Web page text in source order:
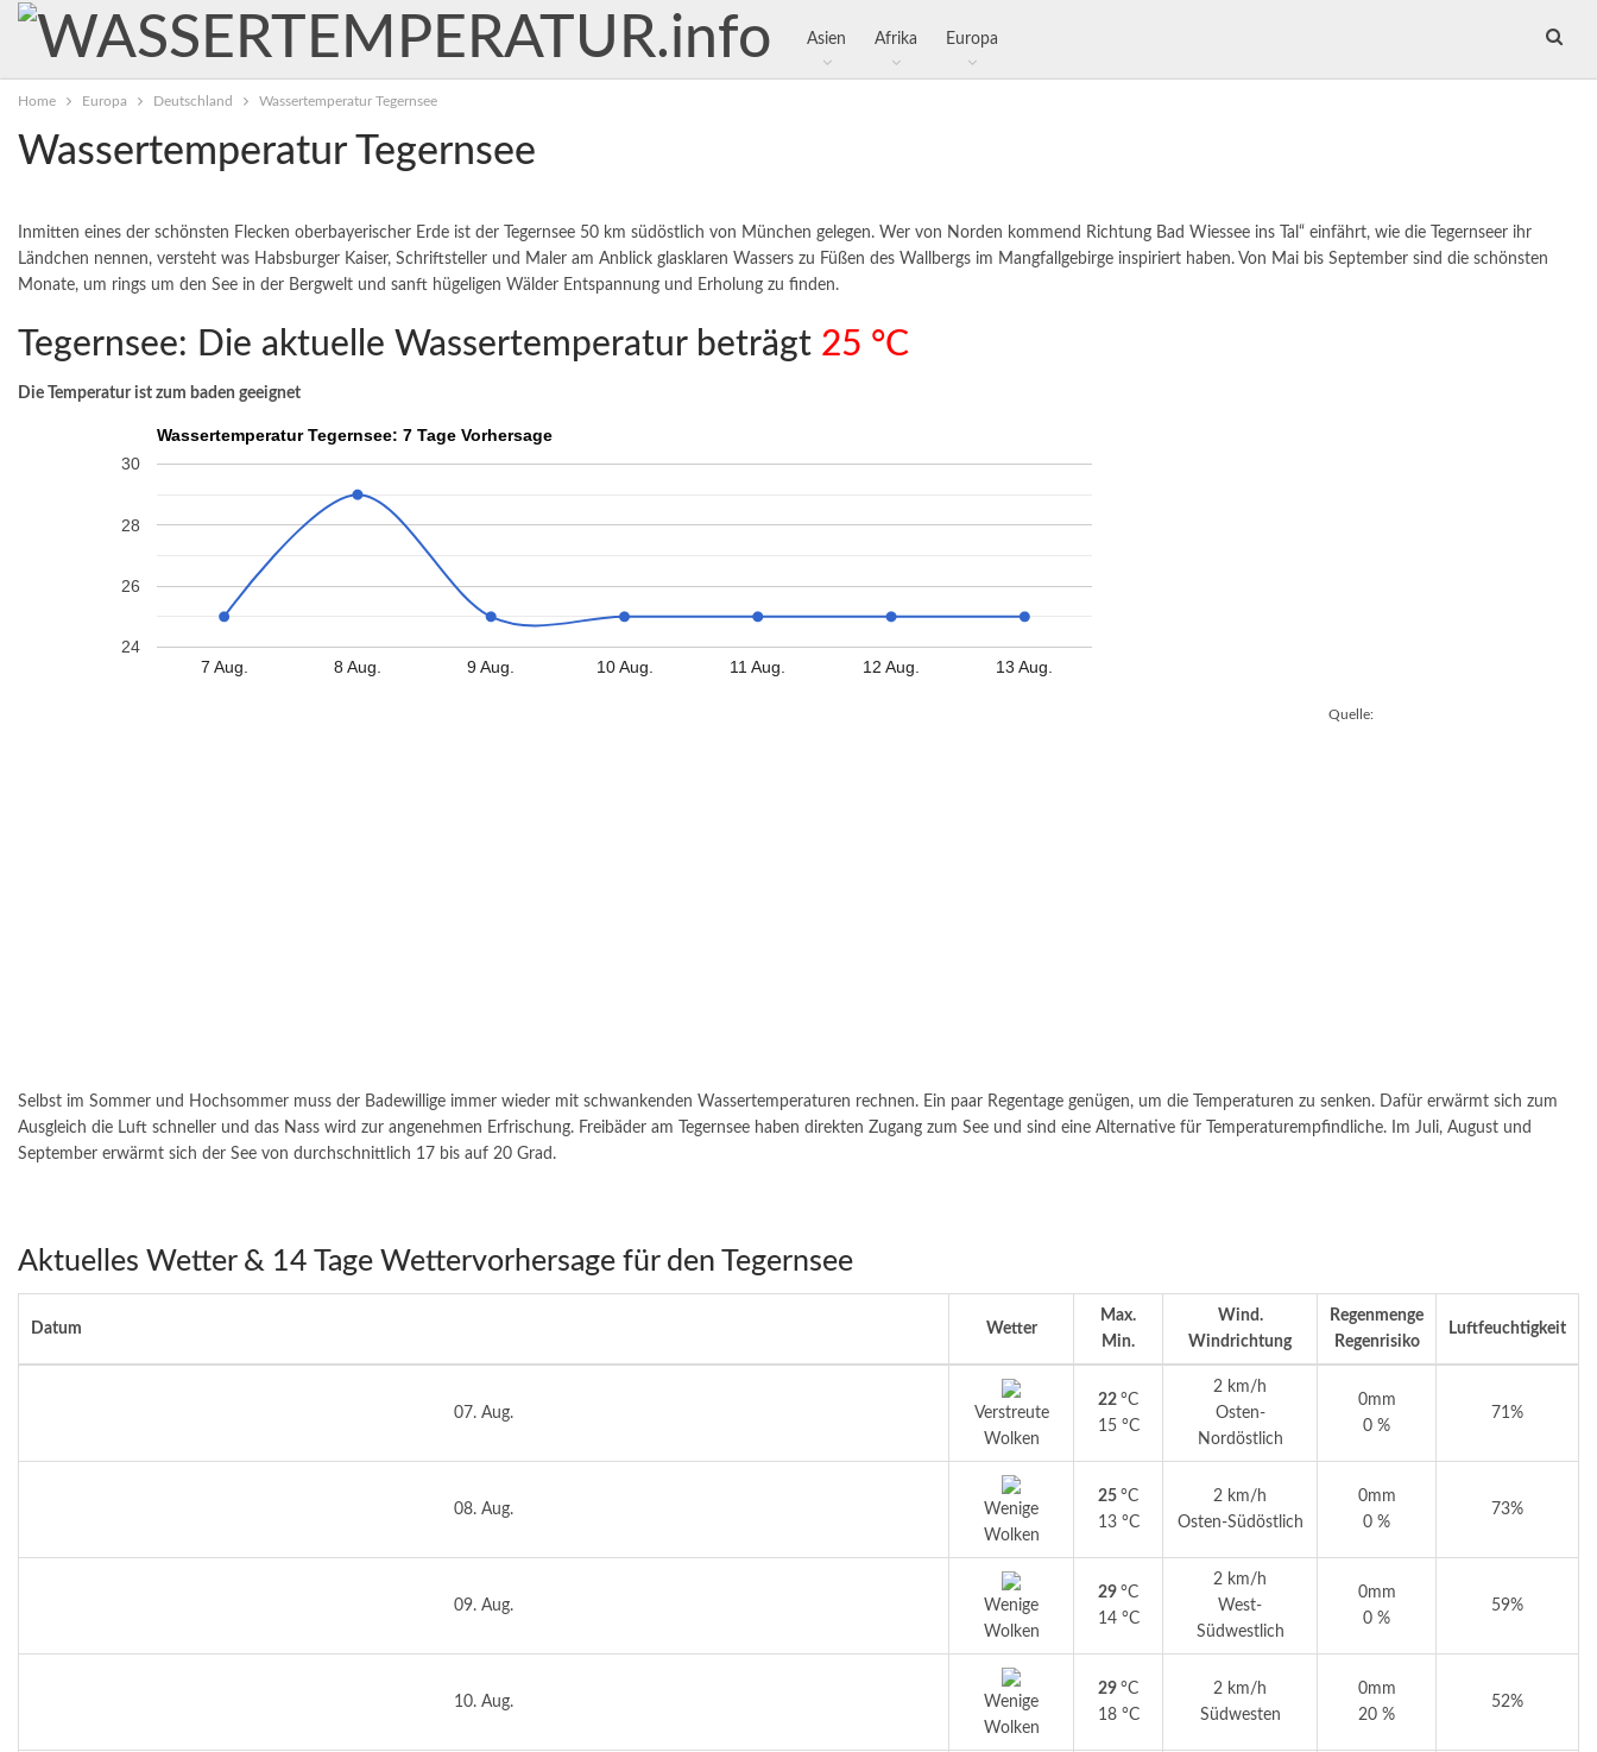
Asien Afrika Europa
Home Europa Deutschland Wassertemperatur Tegernsee
Wassertemperatur Tegernsee
Inmitten eines der schönsten Flecken oberbayerischer Erde ist der Tegernsee 50 km südöstlich von München gelegen. Wer von Norden kommend Richtung Bad Wiessee ins Tal“ einfährt, wie die Tegernseer ihr
Ländchen nennen, versteht was Habsburger Kaiser, Schriftsteller und Maler am Anblick glasklaren Wassers zu Füßen des Wallbergs im Mangfallgebirge inspiriert haben. Von Mai bis September sind die schönsten
Monate, um rings um den See in der Bergwelt und sanft hügeligen Wälder Entspannung und Erholung zu finden.
Tegernsee: Die aktuelle Wassertemperatur beträgt 25 °C
Die Temperatur ist zum baden geeignet
Wassertemperatur Tegernsee: 7 Tage Vorhersage
7 Aug. 8 Aug. 9 Aug. 10 Aug. 11 Aug. 12 Aug. 13 Aug.
24
26
28
30
Quelle:
Selbst im Sommer und Hochsommer muss der Badewillige immer wieder mit schwankenden Wassertemperaturen rechnen. Ein paar Regentage genügen, um die Temperaturen zu senken. Dafür erwärmt sich zum
Ausgleich die Luft schneller und das Nass wird zur angenehmen Erfrischung. Freibäder am Tegernsee haben direkten Zugang zum See und sind eine Alternative für Temperaturempfindliche. Im Juli, August und
September erwärmt sich der See von durchschnittlich 17 bis auf 20 Grad.
Aktuelles Wetter & 14 Tage Wettervorhersage für den Tegernsee
Datum Wetter
Max.
Min.
Wind.
Windrichtung
Regenmenge
Regenrisiko
Luftfeuchtigkeit
07. Aug.
Verstreute
Wolken
22 °C
15 °C
2 km/h
Osten-
Nordöstlich
0mm
0 %
71%
08. Aug.
Wenige
Wolken
25 °C
13 °C
2 km/h
Osten-Südöstlich
0mm
0 %
73%
09. Aug.
Wenige
Wolken
29 °C
14 °C
2 km/h
West-
Südwestlich
0mm
0 %
59%
10. Aug.
Wenige
Wolken
29 °C
18 °C
2 km/h
Südwesten
0mm
20 %
52%